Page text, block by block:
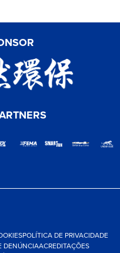
POLÍTICA DE PRIVACIDADE
DENÚNCIAACREDITAÇÕES